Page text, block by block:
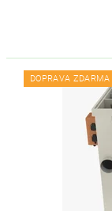
DOPRAVA ZDARMA